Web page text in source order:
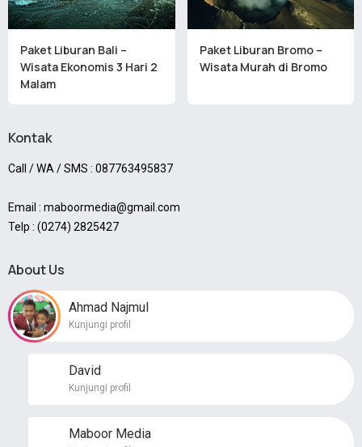
Paket Liburan Bali –
Wisata Ekonomis 3 Hari 2
Malam
Paket Liburan Bromo –
Wisata Murah di Bromo
Kontak
Call / WA / SMS : 087763495837
Email : maboormedia@gmail.com
Telp : (0274) 2825427
About Us
Ahmad Najmul
Kunjungi profil
David
Kunjungi profil
Maboor Media